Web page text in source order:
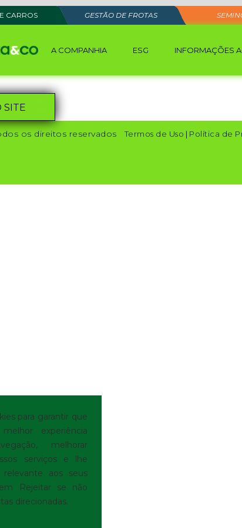
para garantir que
experiência
melhorar
serviços e lhe
relevante aos seus
Rejeitar se não
direcionadas.
CARROS GESTÃO DE FROTAS
A COMPANHIA ESG INFORMAÇÕES
SITE
os direitos reservados Termos de Uso | Política de